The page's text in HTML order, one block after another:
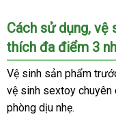
GSvakom
Bernice
dương
vật
giả
3
nhánh
Cách sử dụngbảo
hành
, vệ
thích đa điểm 3
Vệ sinh sản phẩm
vệ sinh sextoy chuyên
phòng dịu nhẹ.